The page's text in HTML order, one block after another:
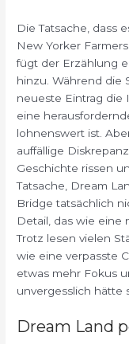
Die Tatsache, dass
New Yorker
fügt der Erzählung
hinzu. Während die
neueste Eintrag die
eine
lohnenswert ist.
auffällige
Geschichte rissen
Tatsache, Dream
Bridge tatsächlich
Detail, das wie eine
Trotz lesen vielen
wie eine verpasste
etwas mehr Fokus
unvergesslich hätte
Dream Land